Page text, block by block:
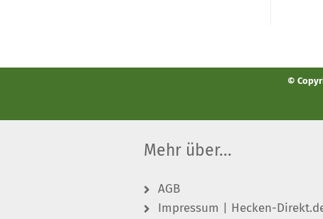
©
Mehr über...
AGB
Impressum | Hecken-